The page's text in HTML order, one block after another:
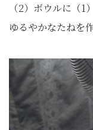
（2）ボウルに（1
ゆるやかなたねを作